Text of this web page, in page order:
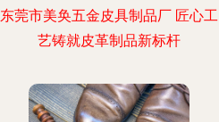
东莞市美奂五金皮具制品厂 匠心工
艺铸就皮革制品新标杆